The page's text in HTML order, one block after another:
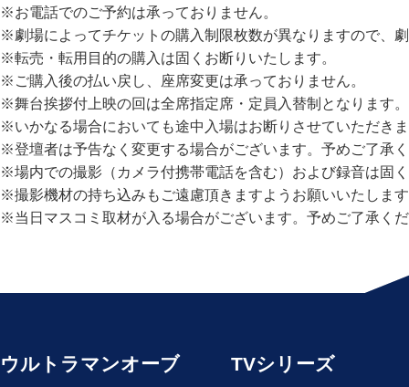
※お電話でのご予約は承っておりません。
※劇場によってチケットの購入制限枚数が異なりますので、
※転売・転用目的の購入は固くお断りいたします。
※ご購入後の払い戻し、座席変更は承っておりません。
※舞台挨拶付上映の回は全席指定席・定員入替制となります
※いかなる場合においても途中入場はお断りさせていただき
※登壇者は予告なく変更する場合がございます。予めご了承
※場内での撮影（カメラ付携帯電話を含む）および録音は固
※撮影機材の持ち込みもご遠慮頂きますようお願いいたしま
※当日マスコミ取材が入る場合がございます。予めご了承く
ウルトラマンオーブ TVシリーズ